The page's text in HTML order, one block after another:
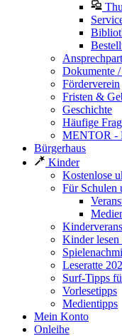
Dokumente
Förderverein
Fristen &
Geschichte
Häufige
MENTOR -
Bürgerhaus
Kinder
Kostenlose
Für Schulen
Kinder
Leseratte
Surf-Tipps
Vorlesetipps
Medientipps
Mein Konto
Onleihe